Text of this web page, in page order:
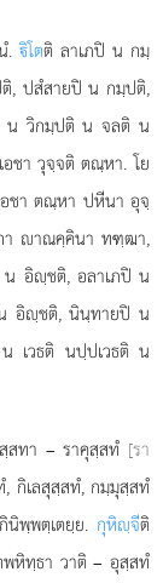
.ิโตติ ลาเภปิ น กมฺ
, ปสํสายปิ น กมฺปติ,
น วิกมฺปติ น จลติ น
อชา วุจฺจติ ตณฺหา. โย
อชา ตณฺหา ปหีนา อุจฺ
า าณคฺคินา ทฑฺฒา,
น อิฺชติ, อลาเภปิ น
อิฺชติ, นินฺทายปิ น
วธติ นปฺปเวธติ น
สทา – ราคุสฺสทํ [รา
กิเลสุสฺสทํ, กมฺมุสฺสทํ
พฺพตฺเตยฺย. กุหิฺจีติ
หิทฺธา วาติ – อุสฺสทํ